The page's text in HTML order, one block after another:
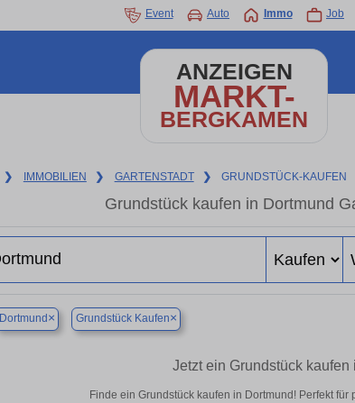
Event Auto Immo Job
ANZEIGEN
MARKT-
BERGKAMEN
❯ IMMOBILIEN ❯ GARTENSTADT ❯ GRUNDSTÜCK-KAUFEN
Grundstück kaufen in Dortmund
Dortmund × Grundstück Kaufen×
Jetzt ein Grundstück
Finde ein Grundstück kaufen in Dortmund! Perfekt